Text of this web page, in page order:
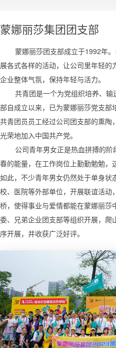
蒙娜丽莎集团团支部
蒙娜丽莎团支部成立于1992年
展各式各样的活动，让公司里年轻
企业整体气氛，保持年轻与活力。
共青团是一个为党组织培养、
部自成立以来，已为蒙娜丽莎党支部
共青团员员工经过公司团支部的熏
光荣地加入中国共产党。
公司青年男女正是热血拼搏的
春的能量，在工作岗位上勤勤勉勉
如此，不少青年男女仍然处于单身
校、医院等外部单位，开展联谊活
桥，使得事业与爱情都能在蒙娜丽
委、兄弟企业团支部等组织开展，
序开展，并收获广泛好评。